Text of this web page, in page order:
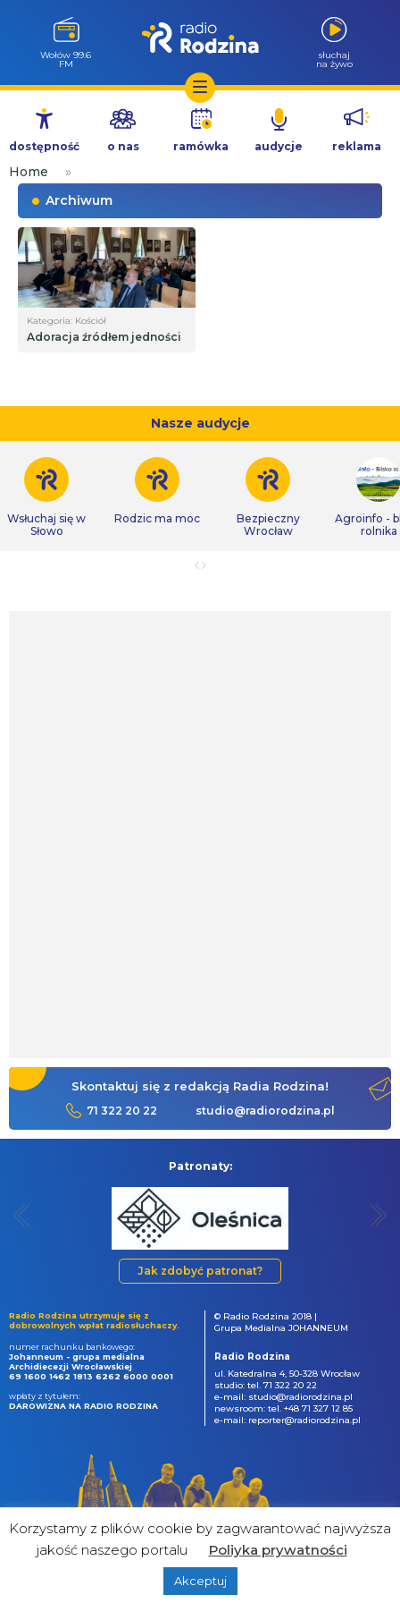
Przejdź
treści
Wołów 99.6
FM
słuchaj
na żywo
dostępność o nas ramówka audycje reklama
Home
»
Archiwum
Kategoria: Kościół
Adoracja źródłem jedności
Nasze audycje
Wsłuchaj się w
Słowo
Rodzic ma moc
Bezpieczny
Wrocław
Agroinfo -
rolnika
Skontaktuj się z redakcją Radia Rodzina!
71 322 20 22 studio@radiorodzina.pl
Patronaty:
Jak zdobyć patronat?
Radio Rodzina utrzymuje się z
dobrowolnych wpłat radiosłuchaczy.
numer rachunku bankowego:
Johanneum - grupa medialna
Archidiecezji Wrocławskiej
69 1600 1462 1813 6262 6000 0001
wpłaty z tytułem:
DAROWIZNA NA RADIO RODZINA
© Radio Rodzina 2018 |
Grupa Medialna JOHANNEUM
Radio Rodzina
ul. Katedralna 4, 50-328 Wrocław
studio: tel. 71 322 20 22
e-mail: studio@radiorodzina.pl
newsroom: tel. +48 71 327 12 85
e-mail: reporter@radiorodzina.pl
&
Korzystamy z plików cookie by zagwarantować najwyższa
jakość naszego portalu
Poliyka prywatności
Akceptuj